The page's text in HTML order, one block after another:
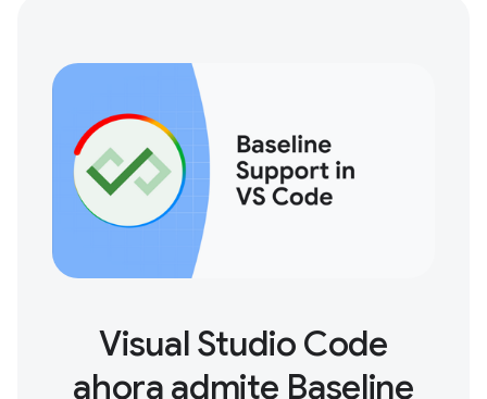
Visual Studio Code
ahora admite Baseline